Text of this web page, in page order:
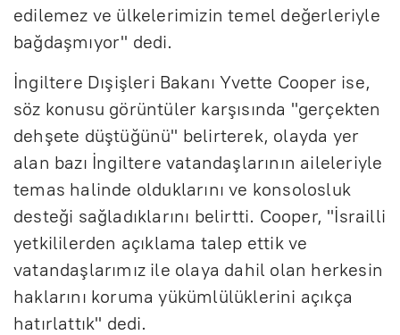
edilemez ve ülkelerimizin temel değerleriyle
bağdaşmıyor" dedi.
İngiltere Dışişleri Bakanı Yvette Cooper ise,
söz konusu görüntüler karşısında "gerçekten
dehşete düştüğünü" belirterek, olayda yer
alan bazı İngiltere vatandaşlarının aileleriyle
temas halinde olduklarını ve konsolosluk
desteği sağladıklarını belirtti. Cooper, "İsrailli
yetkililerden açıklama talep ettik ve
vatandaşlarımız ile olaya dahil olan herkesin
haklarını koruma yükümlülüklerini açıkça
hatırlattık" dedi.